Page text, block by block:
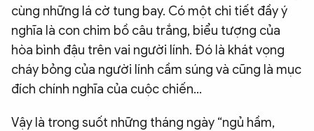
cùng những lá cờ tung bay. Có một chi tiết đầy ý
nghĩa là con chim bồ câu trắng, biểu tượng của
hòa bình đậu trên vai người lính. Đó là khát vọng
cháy bỏng của người lính cầm súng và cũng là mục
đích chính nghĩa của cuộc chiến…
Vậy là trong suốt những tháng ngày “ngủ hầm,